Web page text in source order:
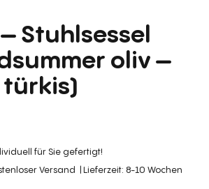
Stuhlsessel
oliv –
für Sie gefertigt!
Versand Lieferzeit: 8-10 Wochen